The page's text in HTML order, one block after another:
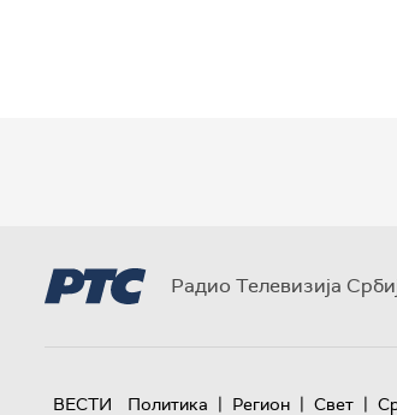
Радио Телевизија
ВЕСТИ Политика | Регион | Свет |